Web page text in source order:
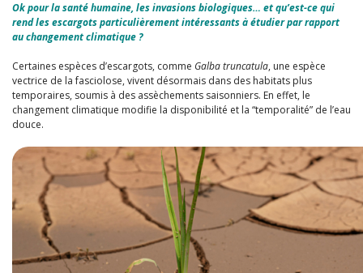
Ok pour la santé humaine, les invasions biologiques… et qu’est-ce qui
rend les escargots particulièrement intéressants à étudier par rapport
au changement climatique ?
Certaines espèces d’escargots, comme Galba truncatula, une espèce
vectrice de la fasciolose, vivent désormais dans des habitats plus
temporaires, soumis à des assèchements saisonniers. En effet, le
changement climatique modifie la disponibilité et la “temporalité” de l’eau
douce.